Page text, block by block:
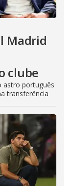
Madrid
clube
astro português
transferência